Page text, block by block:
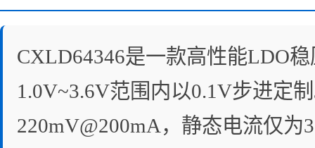
CXLD64346是一款高性能LDO
1.0V~3.6V范围内以0.1V步进定
220mV@200mA，静态电流仅